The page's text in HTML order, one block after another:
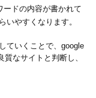
ードの内容が書かれて
いやすくなります。
ていくことで、google
なサイトと判断し、